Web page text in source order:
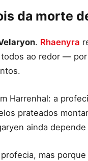
da morte
. Rhaenyra
todos ao redor —
Harrenhal: a
prateados
ainda depende
mas porque